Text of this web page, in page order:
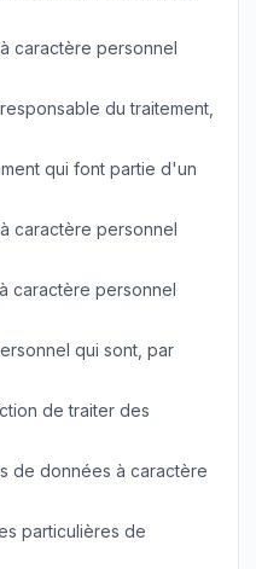
caractère personnel
du traitement,
qui font partie d'un
caractère personnel
caractère personnel
qui sont, par
de traiter des
de données à caractère
particulières de